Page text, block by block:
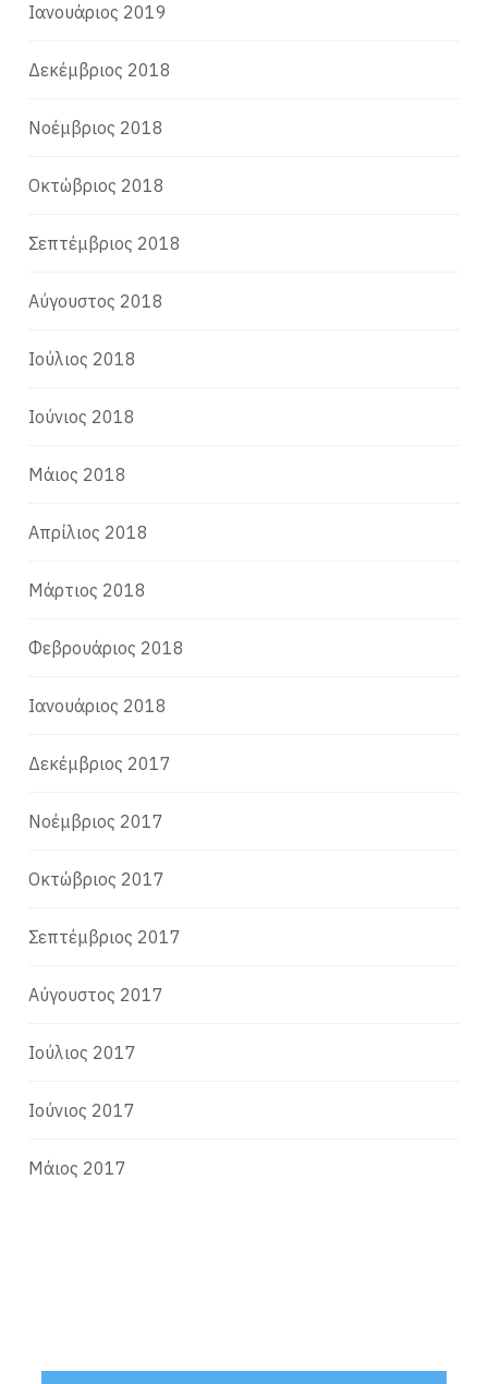
Ιανουάριος 2019
Δεκέμβριος 2018
Νοέμβριος 2018
Οκτώβριος 2018
Σεπτέμβριος 2018
Αύγουστος 2018
Ιούλιος 2018
Ιούνιος 2018
Μάιος 2018
Απρίλιος 2018
Μάρτιος 2018
Φεβρουάριος 2018
Ιανουάριος 2018
Δεκέμβριος 2017
Νοέμβριος 2017
Οκτώβριος 2017
Σεπτέμβριος 2017
Αύγουστος 2017
Ιούλιος 2017
Ιούνιος 2017
Μάιος 2017